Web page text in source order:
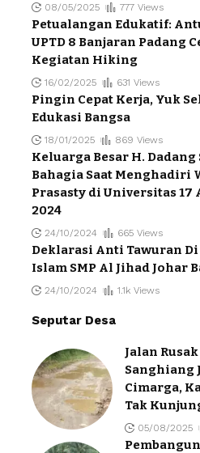
08/05/2025 777 Views
Petualangan Edukatif:
UPTD 8 Banjaran Padang
Kegiatan Hiking
16/02/2025 631 Views
Pingin Cepat Kerja, Yuk
Edukasi Bangsa
18/01/2025 869 Views
Keluarga Besar H.
Bahagia Saat Menghadiri
Prasasty di Universitas 17
2024
24/10/2024 665 Views
Deklarasi Anti Tawuran Di
Islam SMP Al Jihad Johar
24/10/2024 1.1k Views
Seputar Desa
Jalan
Sanghiang
Cimarga,
Tak
05/08/2025